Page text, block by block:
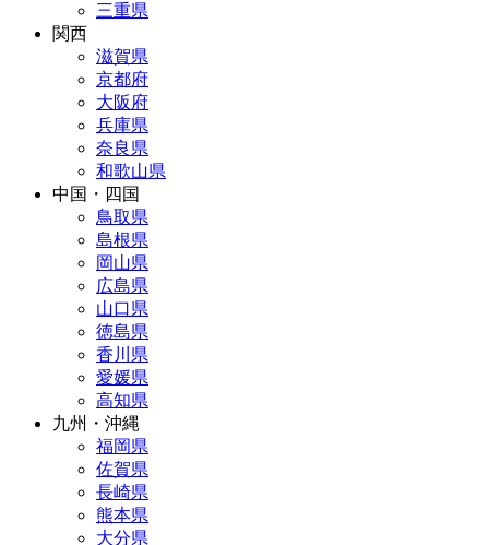
三重県
関西
滋賀県
京都府
大阪府
兵庫県
奈良県
和歌山県
中国・四国
鳥取県
島根県
岡山県
広島県
山口県
徳島県
香川県
愛媛県
高知県
九州・沖縄
福岡県
佐賀県
長崎県
熊本県
大分県